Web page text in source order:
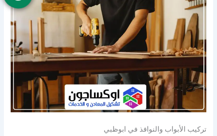
تركيب الأبواب والنوافذ في ابوظبي